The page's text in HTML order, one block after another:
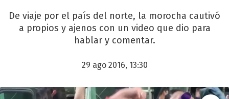
De viaje por el país del norte, la morocha cautivó
a propios y ajenos con un video que dio para
hablar y comentar.
29 ago 2016, 13:30